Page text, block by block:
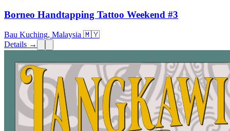
Borneo Handtapping Tattoo Weekend #3
Bau Kuching, Malaysia 🇲🇾
Details →